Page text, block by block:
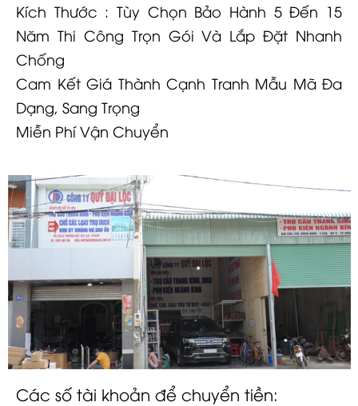
Kích Thước : Tùy Chọn Bảo Hành 5 Đến 15
Năm Thi Công Trọn Gói Và Lắp Đặt Nhanh
Chống
Cam Kết Giá Thành Cạnh Tranh Mẫu Mã Đa
Dạng, Sang Trọng
Miễn Phí Vận Chuyển
Các số tài khoản để chuyển tiền: